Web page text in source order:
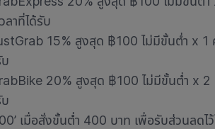
ลาที่ได้รับ
15% สูงสุด ฿100 ไม่มีขั้นต่ำ x
20% สูงสุด ฿100 ไม่มีขั้นต่ำ x
เมื่อสั่งขั้นต่ำ 400 บาท เพื่อรับส่วนลด